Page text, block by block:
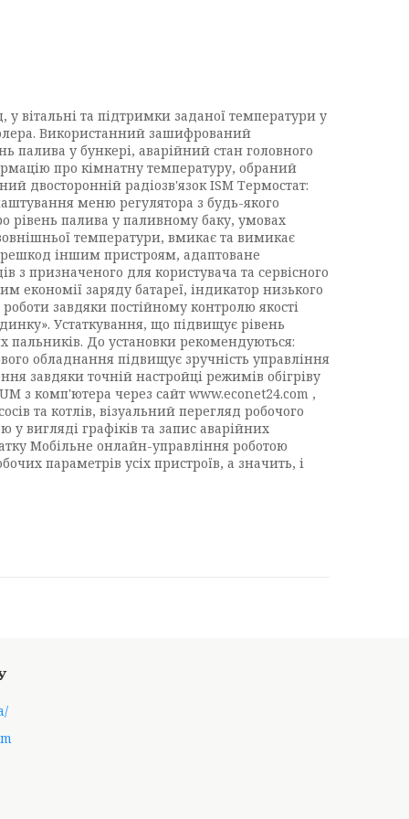
вітальні та підтримки заданої температури у
Використанний зашифрований
палива у бункері, аварійний стан головного
про кімнатну температуру, обраний
двосторонній радіозв'язок ISM Термостат:
меню регулятора з будь-якого
рівень палива у паливному баку, умовах
температури, вмикає та вимикає
іншим пристроям, адаптоване
з призначеного для користувача та сервісного
економії заряду батареї, індикатор низького
завдяки постійному контролю якості
Устаткування, що підвищує рівень
пальників. До установки рекомендуються:
обладнання підвищує зручність управління
завдяки точній настройці режимів обігріву
з комп'ютера через сайт www.econet24.com ,
та котлів, візуальний перегляд робочого
у вигляді графіків та запис аварійних
Мобільне онлайн-управління роботою
параметрів усіх пристроїв, а значить, і